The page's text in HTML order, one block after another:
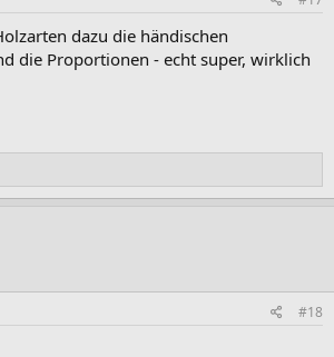
dazu die händischen
die Proportionen - echt super, wirklich
#18